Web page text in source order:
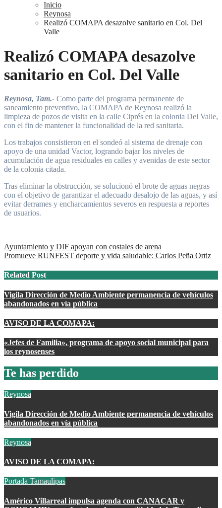
Inicio
Reynosa
Realizó COMAPA desazolve sanitario en Col. Del
Valle
Realizó COMAPA desazolve
sanitario en Col. Del Valle
Reynosa, Tam.- Como parte del programa permanente de
saneamiento preventivo, la COMAPA de Reynosa realizó la
limpieza de pozos de visita en la calle Ciprés en la colonia Del Valle,
con el fin de mantener la funcionalidad de la red sanitaria.
Los trabajos consistieron en el sondeó al sistema de drenaje con
apoyo de una unidad Vactor, logrando bajar los niveles de
acumulación de agua residuales en calles y avenidas de este sector
de la colonia citada.
Tras eliminar la obstrucción, se solucionó el brote de aguas negras
con el objetivo de garantizar el adecuado desalojo de las aguas, y así
evitar derrames y encharcamientos severos en respuesta a reportes
de usuarios.
Navegación
de
entradas
Ayuntamiento y DIF apoyan con costales de arena
Promueve RUNFEST deporte y vida saludable: Carlos Peña Ortiz
Related Post
Vigila Dirección de Medio Ambiente permanencia de vehículos
abandonados en vía pública
AVISO DE LA COMAPA:
«Jefes de Familia», programa de apoyo social municipal para
los reynosenses
Te has perdido
Reynosa
Vigila Dirección de Medio Ambiente permanencia de vehículos
abandonados en vía pública
Reynosa
AVISO DE LA COMAPA:
Portada Tamaulipas
Américo Villarreal impulsa agenda con CANACAR y